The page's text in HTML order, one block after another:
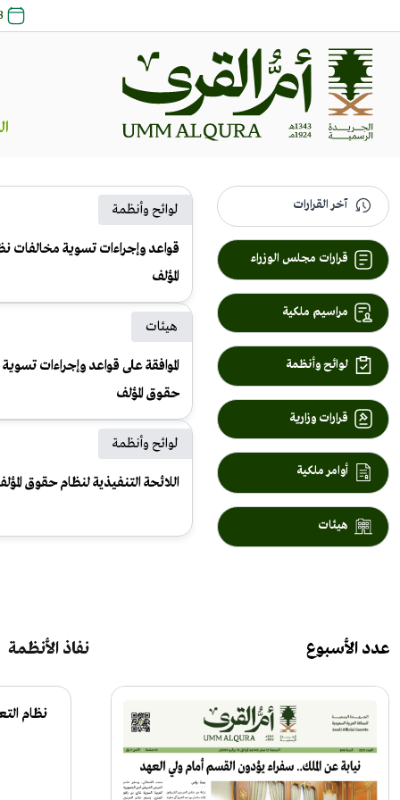
23
آخر القرارات
قرارات مجلس الوزراء
مراسيم ملكية
لوائح وأنظمة
قرارات وزارية
أوامر ملكية
هيئات
لوائح وأنظمة
قواعد وإجراءات تسوية مخالفات
المؤلف
هيئات
الموافقة على قواعد وإجراءات
حقـوق المؤلف
لوائح وأنظمة
اللائحة التنفيذية لنظام حقوق
على تعيين أعضاء مجالس مناطق المملكة
عدد الأسبوع نفاذ الأنظمة
نظام
اللائحة التنفيذية لنظام الجمعيات
والمؤسسات الأهلية